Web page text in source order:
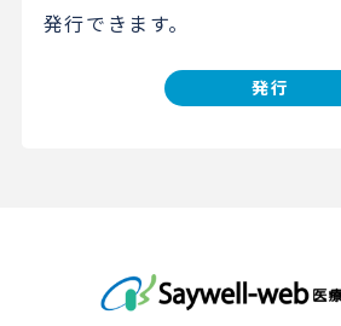
発行できます。
発行